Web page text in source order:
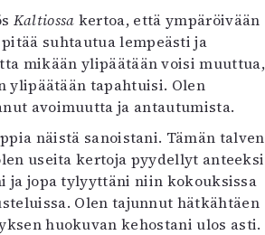
Lehdet
4/2026
2–3/2026
6/2025
5/2025 saame
5/2025
Lehtiarkisto
Kaltiossa kertoa, että ympäröivään
suhtautua lempeästi ja
mikään ylipäätään voisi muuttua,
ylipäätään tapahtuisi. Olen
avoimuutta ja antautumista.
näistä sanoistani. Tämän talven
useita kertoja pyydellyt anteeksi
ja jopa tylyyttäni niin kokouksissa
Olen tajunnut hätkähtäen
huokuvan kehostani ulos asti.